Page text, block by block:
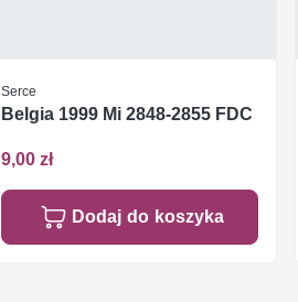
Serce
Belgia 1999 Mi 2848-2855 FDC
9,00 zł
Dodaj do koszyka